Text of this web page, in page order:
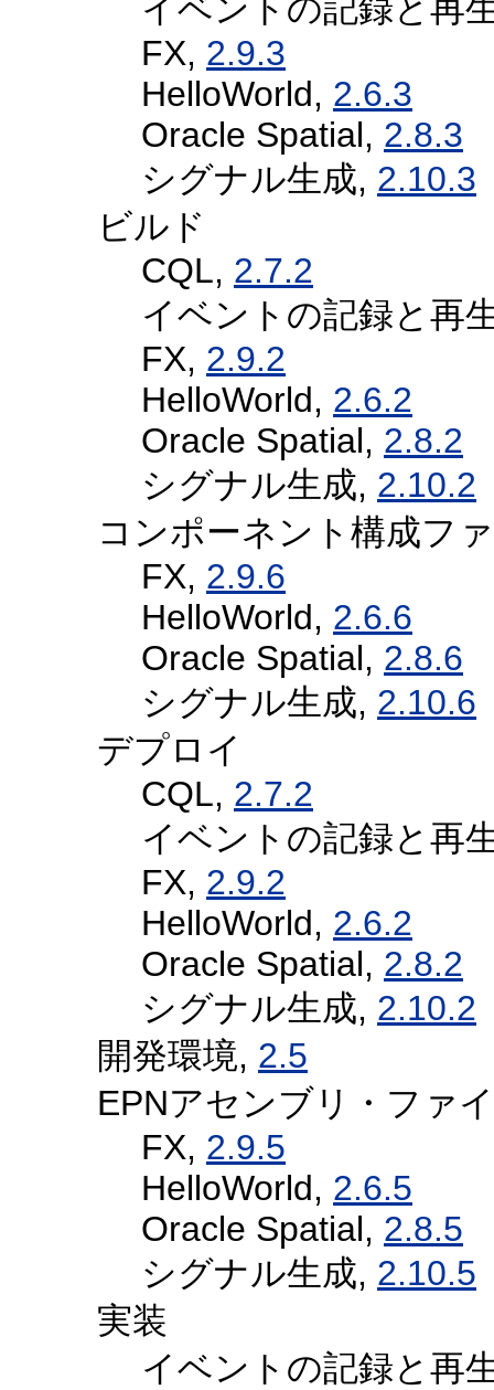
イベントの記録と再
FX, 2.9.3
HelloWorld, 2.6.3
Oracle Spatial, 2.8.3
シグナル生成, 2.10.3
ビルド
CQL, 2.7.2
イベントの記録と再
FX, 2.9.2
HelloWorld, 2.6.2
Oracle Spatial, 2.8.2
シグナル生成, 2.10.2
コンポーネント構成フ
FX, 2.9.6
HelloWorld, 2.6.6
Oracle Spatial, 2.8.6
シグナル生成, 2.10.6
デプロイ
CQL, 2.7.2
イベントの記録と再
FX, 2.9.2
HelloWorld, 2.6.2
Oracle Spatial, 2.8.2
シグナル生成, 2.10.2
開発環境, 2.5
EPNアセンブリ・ファ
FX, 2.9.5
HelloWorld, 2.6.5
Oracle Spatial, 2.8.5
シグナル生成, 2.10.5
実装
イベントの記録と再